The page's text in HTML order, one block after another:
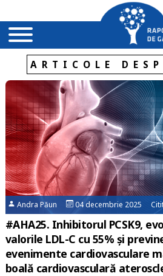
ARTICOLE
Andra Păun 04 decembrie 2025
#AHA25. Inhibitorul PCSK9,
valorile LDL-C cu 55% și
evenimente cardiovasculare
boală cardiovasculară